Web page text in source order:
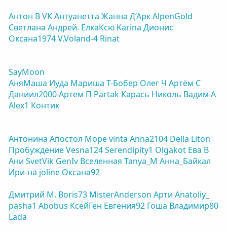
Антон ВVKАнтуанетта Жанна Д’АркAlpenGold
Светлана Андрей. ЁлкаКсю Karinа Дионис
Оксана1974V.Voland-4 Rinat
SayMoon
АняМаша Иуда Мариша Т-Бобер Олег Ч Артём С
Даниил2000Артем П Partak Карась Николь Вадим А
Alex1 Контик
Антонина Апостол Мореvinta Anna2104 Della Liton
ПробуждениеVesna124Serendipity1 Olgakot Ева В
Ани SvetVik GenIv Вселенная Tanya_M Анна_Байкал
Ири-на joline Оксана92
Дмитрий М. Boris73 MisterAnderson Арти Anatoliy_
pasha1 Abobus КсейГен Евгения92 Гоша Владимир80
Lada